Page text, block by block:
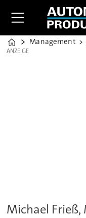
Home
Management
ANZEIGE
ANZEIGE
Michael Frieß,